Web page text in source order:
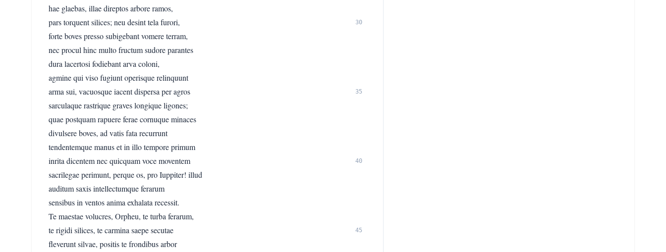
hae glaebas, illae direptos arbore ramos,
pars torquent silices; neu desint tela furori,
30
forte boves presso subigebant vomere terram,
nec procul hinc multo fructum sudore parantes
dura lacertosi fodiebant arva coloni,
agmine qui viso fugiunt operisque relinquunt
arma sui, vacuosque iacent dispersa per agros
35
sarculaque rastrique graves longique ligones;
quae postquam rapuere ferae cornuque minaces
divulsere boves, ad vatis fata recurrunt
tendentemque manus et in illo tempore primum
inrita dicentem nec quicquam voce moventem
40
sacrilegae perimunt, perque os, pro Iuppiter! illud
auditum saxis intellectumque ferarum
sensibus in ventos anima exhalata recessit.
Te maestae volucres, Orpheu, te turba ferarum,
te rigidi silices, te carmina saepe secutae
45
fleverunt silvae, positis te frondibus arbor